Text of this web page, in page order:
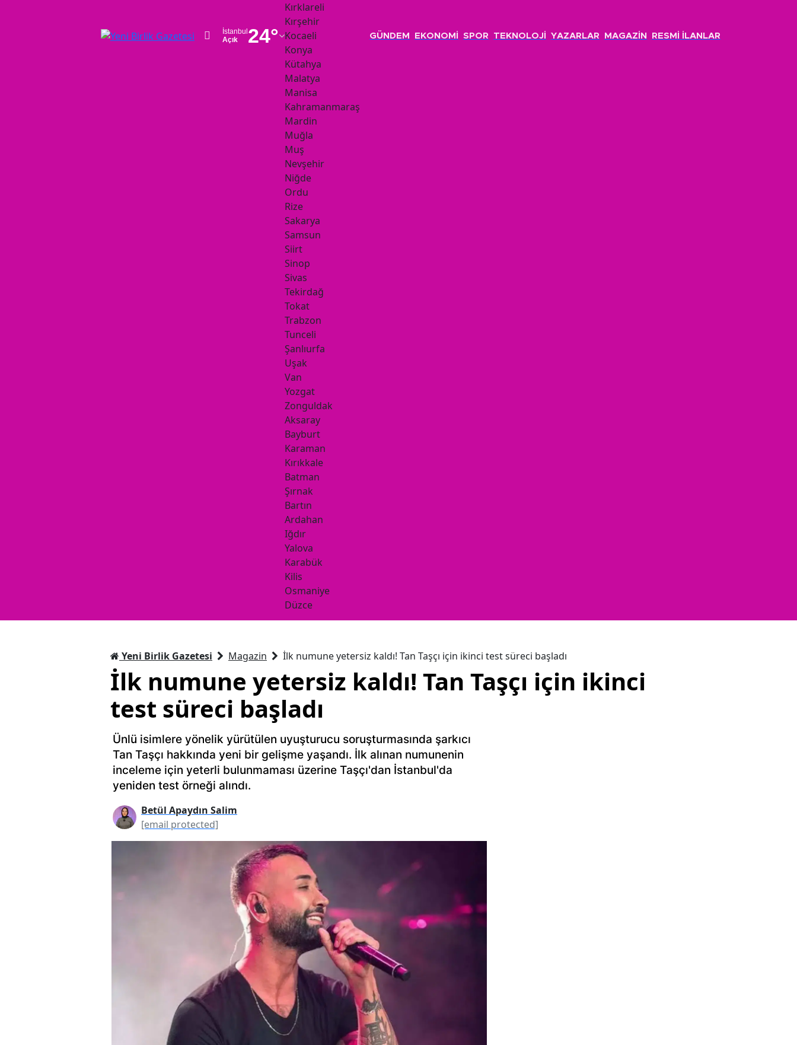
İstanbul
Açık
24°
Kırklareli
Kırşehir
Kocaeli
Konya
Kütahya
Malatya
Manisa
Kahramanmaraş
Mardin
Muğla
Muş
Nevşehir
Niğde
Ordu
Rize
Sakarya
Samsun
Siirt
Sinop
Sivas
Tekirdağ
Tokat
Trabzon
Tunceli
Şanlıurfa
Uşak
Van
Yozgat
Zonguldak
Aksaray
Bayburt
Karaman
Kırıkkale
Batman
Şırnak
Bartın
Ardahan
Iğdır
Yalova
Karabük
Kilis
Osmaniye
Düzce
GÜNDEM EKONOMİ SPOR TEKNOLOJİ YAZARLAR MAGAZİN RESMİ İLANLAR
Yeni Birlik Gazetesi Magazin İlk numune yetersiz kaldı! Tan Taşçı için ikinci test süreci başladı
İlk numune yetersiz kaldı! Tan Taşçı için ikinci
test süreci başladı
Ünlü isimlere yönelik yürütülen uyuşturucu soruşturmasında şarkıcı
Tan Taşçı hakkında yeni bir gelişme yaşandı. İlk alınan numunenin
inceleme için yeterli bulunmaması üzerine Taşçı'dan İstanbul'da
yeniden test örneği alındı.
Betül Apaydın Salim
[email protected]